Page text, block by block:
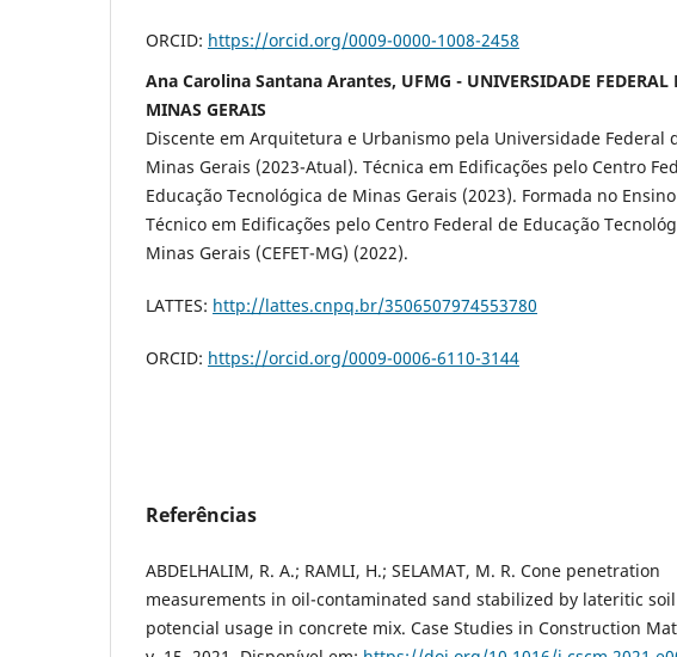
ORCID: https://orcid.org/0009-0000-1008-2458
Ana Carolina Santana Arantes, UFMG - UNIVERSIDADE FEDERAL
MINAS GERAIS
Discente em Arquitetura e Urbanismo pela Universidade Federal
Minas Gerais (2023-Atual). Técnica em Edificações pelo Centro
Educação Tecnológica de Minas Gerais (2023). Formada no
Técnico em Edificações pelo Centro Federal de Educação
Minas Gerais (CEFET-MG) (2022).
LATTES: http://lattes.cnpq.br/3506507974553780
ORCID: https://orcid.org/0009-0006-6110-3144
Referências
ABDELHALIM, R. A.; RAMLI, H.; SELAMAT, M. R. Cone penetration
measurements in oil-contaminated sand stabilized by lateritic
potencial usage in concrete mix. Case Studies in Construction